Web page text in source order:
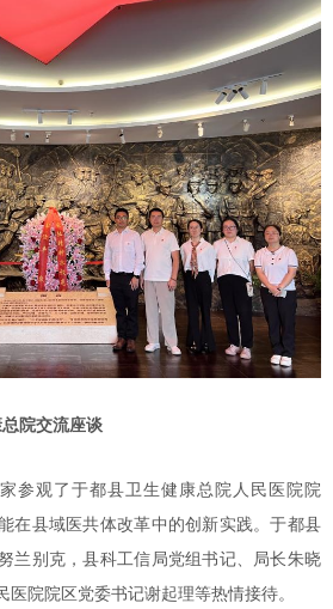
院交流座谈
参观了于都县卫生健康总院人民医院院
在县域医共体改革中的创新实践。于都县
兰别克，县科工信局党组书记、局长朱晓
院院区党委书记谢起理等热情接待。